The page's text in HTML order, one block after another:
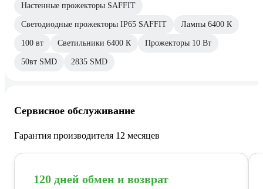
Настенные прожекторы SAFFIT
Светодиодные прожекторы IP65 SAFFIT Лампы 6400 К
100 вт Светильники 6400 К Прожекторы 10 Вт
50вт SMD 2835 SMD
Сервисное обслуживание
Гарантия производителя 12 месяцев
120 дней обмен и возврат